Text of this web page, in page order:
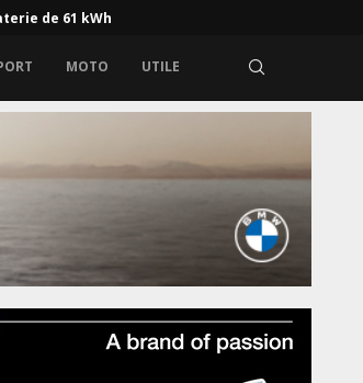
de 61 kWh
MOTO UTILE